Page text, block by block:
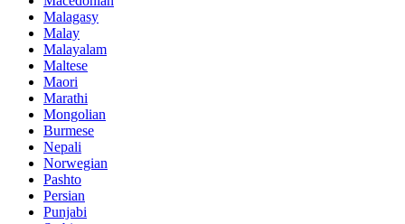
Malagasy
Malay
Malayalam
Maltese
Maori
Marathi
Mongolian
Burmese
Nepali
Norwegian
Pashto
Persian
Punjabi